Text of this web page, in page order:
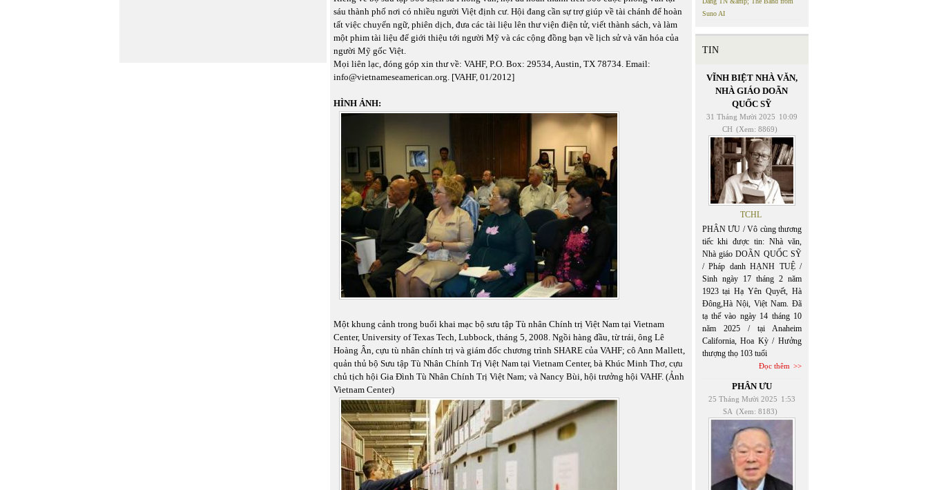
sáu thành phố nơi có nhiều người Việt định cư. Hội đang cần sự trợ giúp về tài chánh để hoàn
tất việc chuyển ngữ, phiên dịch, đưa các tài liệu lên thư viện điện tử, viết thành sách, và làm
một phim tài liệu để giới thiệu tới người Mỹ và các cộng đồng bạn về lịch sử và văn hóa của
người Mỹ gốc Việt.
Mọi liên lạc, đóng góp xin thư về: VAHF, P.O. Box: 29534, Austin, TX 78734. Email:
info@vietnameseamerican.org. [VAHF, 01/2012]
HÌNH ẢNH:
Một khung cảnh trong buổi khai mạc bộ sưu tập Tù nhân Chính trị Việt Nam tại Vietnam
Center, University of Texas Tech, Lubbock, tháng 5, 2008. Ngồi hàng đầu, từ trái, ông Lê
Hoàng Ân, cựu tù nhân chính trị và giám đốc chương trình SHARE của VAHF; cô Ann Mallett,
quản thủ bộ Sưu tập Tù Nhân Chính Trị Việt Nam tại Vietnam Center, bà Khúc Minh Thơ, cựu
chủ tịch hội Gia Đình Tù Nhân Chính Trị Việt Nam; và Nancy Bùi, hội trưởng hội VAHF. (Ảnh
Vietnam Center)
Suno AI
TIN
VĨNH BIỆT NHÀ VĂN,
NHÀ GIÁO DOÃN
QUỐC SỸ
31 Tháng Mười 2025 10:09
CH (Xem: 8869)
TCHL
PHÂN ƯU / Vô cùng thương
tiếc khi được tin: Nhà văn,
Nhà giáo DOÃN QUỐC SỸ
/ Pháp danh HẠNH TUỆ /
Sinh ngày 17 tháng 2 năm
1923 tại Hạ Yên Quyết, Hà
Đông,Hà Nội, Việt Nam. Đã
tạ thế vào ngày 14 tháng 10
năm 2025 / tại Anaheim
California, Hoa Kỳ / Hưởng
thượng thọ 103 tuổi
Đọc thêm
PHÂN ƯU
25 Tháng Mười 2025 1:53
SA (Xem: 8183)